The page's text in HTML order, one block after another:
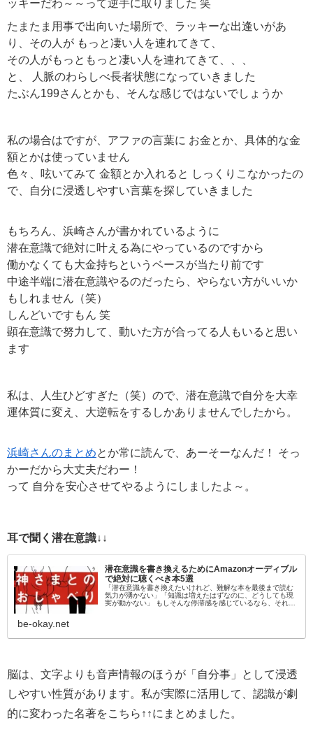
ッキーだわ～～って逆手に取りました 笑
たまたま用事で出向いた場所で、ラッキーな出逢いがあ
り、その人が もっと凄い人を連れてきて、
その人がもっともっと凄い人を連れてきて、、、
と、 人脈のわらしべ長者状態になっていきました
たぶん199さんとかも、そんな感じではないでしょうか
私の場合はですが、アファの言葉に お金とか、具体的な金
額とかは使っていません
色々、呟いてみて 金額とか入れると しっくりこなかったの
で、自分に浸透しやすい言葉を探していきました
もちろん、浜崎さんが書かれているように
潜在意識で絶対に叶える為にやっているのですから
働かなくても大金持ちというベースが当たり前です
中途半端に潜在意識やるのだったら、やらない方がいいか
もしれません（笑）
しんどいですもん 笑
顕在意識で努力して、動いた方が合ってる人もいると思い
ます
私は、人生ひどすぎた（笑）ので、潜在意識で自分を大幸
運体質に変え、大逆転をするしかありませんでしたから。
浜崎さんのまとめとか常に読んで、あーそーなんだ！ そっ
かーだから大丈夫だわー！
って 自分を安心させてやるようにしましたよ～。
耳で聞く潜在意識↓↓
潜在意識を書き換えるためにAmazonオーディブル
で絶対に聴くべき本5選
「潜在意識を書き換えたいけれど、難解な本を最後まで読む
気力が湧かない」「知識は増えたはずなのに、どうしても現
実が動かない」 もしそんな停滞感を感じているなら、それは
be-okay.net
脳は、文字よりも音声情報のほうが「自分事」として浸透
しやすい性質があります。私が実際に活用して、認識が劇
的に変わった名著をこちら↑↑にまとめました。